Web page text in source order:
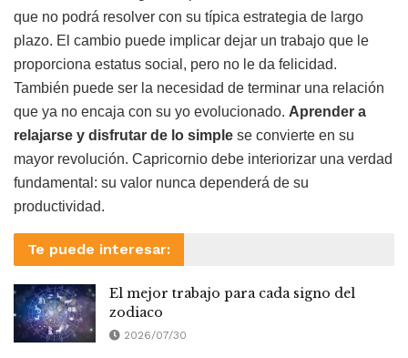
que no podrá resolver con su típica estrategia de largo
plazo. El cambio puede implicar dejar un trabajo que le
proporciona estatus social, pero no le da felicidad.
También puede ser la necesidad de terminar una relación
que ya no encaja con su yo evolucionado. Aprender a
relajarse y disfrutar de lo simple se convierte en su
mayor revolución. Capricornio debe interiorizar una verdad
fundamental: su valor nunca dependerá de su
productividad.
Te puede interesar:
El mejor trabajo para cada signo del
zodiaco
2026/07/30